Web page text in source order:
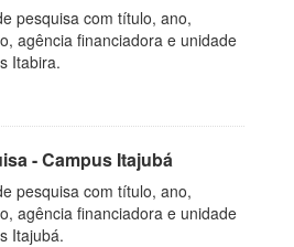
pesquisa com título, ano,
agência financiadora e unidade
Itabira.
- Campus Itajubá
pesquisa com título, ano,
agência financiadora e unidade
Itajubá.